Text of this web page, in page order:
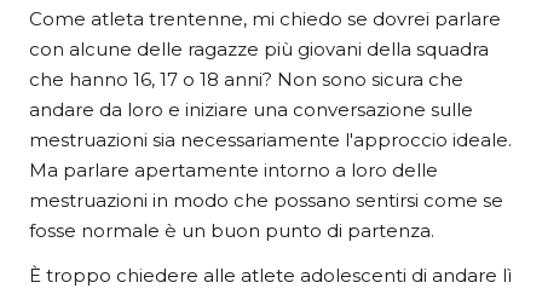
Come atleta trentenne, mi chiedo se dovrei parlare
con alcune delle ragazze più giovani della squadra
che hanno 16, 17 o 18 anni? Non sono sicura che
andare da loro e iniziare una conversazione sulle
mestruazioni sia necessariamente l'approccio ideale.
Ma parlare apertamente intorno a loro delle
mestruazioni in modo che possano sentirsi come se
fosse normale è un buon punto di partenza.
È troppo chiedere alle atlete adolescenti di andare lì